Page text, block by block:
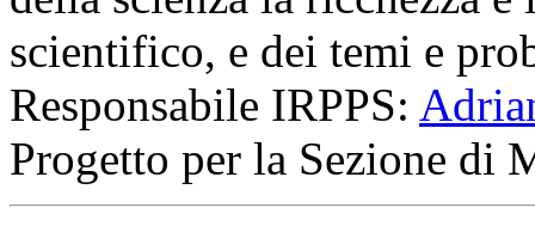
scientifico, e dei temi e
Responsabile IRPPS:
Progetto per la Sezione di